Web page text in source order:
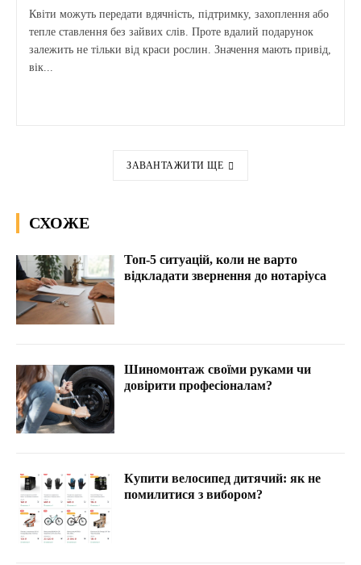
Квіти можуть передати вдячність, підтримку, захоплення або
тепле ставлення без зайвих слів. Проте вдалий подарунок
залежить не тільки від краси рослин. Значення мають привід,
вік...
ЗАВАНТАЖИТИ ЩЕ
СХОЖЕ
Топ-5 ситуацій, коли не варто
відкладати звернення до нотаріуса
Шиномонтаж своїми руками чи
довірити професіоналам?
Купити велосипед дитячий: як не
помилитися з вибором?